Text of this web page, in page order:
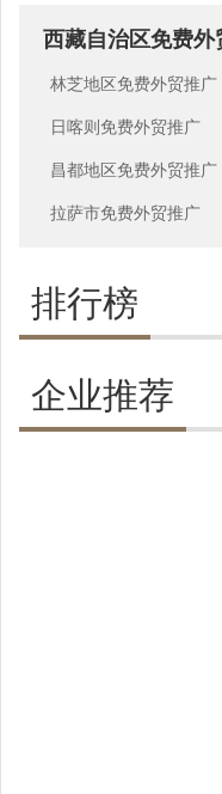
西藏自治区免费外
林芝地区免费外贸推广
日喀则免费外贸推广
昌都地区免费外贸推广
拉萨市免费外贸推广
排行榜
企业推荐